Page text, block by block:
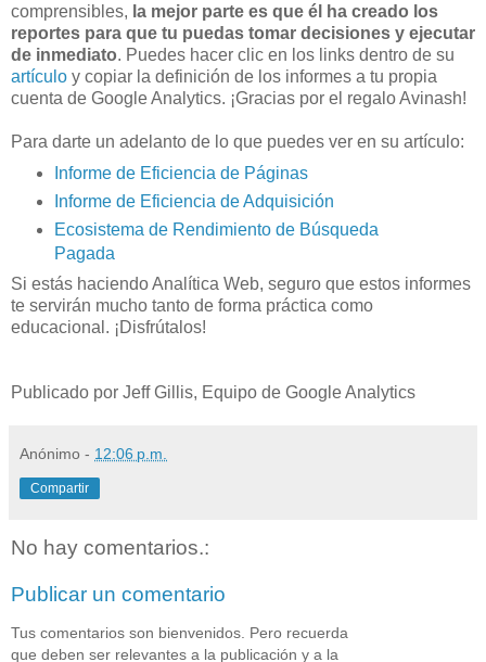
comprensibles, la mejor parte es que él ha creado los
reportes para que tu puedas tomar decisiones y ejecutar
de inmediato. Puedes hacer clic en los links dentro de su
artículo y copiar la definición de los informes a tu propia
cuenta de Google Analytics. ¡Gracias por el regalo Avinash!
Para darte un adelanto de lo que puedes ver en su artículo:
Informe de Eficiencia de Páginas
Informe de Eficiencia de Adquisición
Ecosistema de Rendimiento de Búsqueda
Pagada
Si estás haciendo Analítica Web, seguro que estos informes
te servirán mucho tanto de forma práctica como
educacional. ¡Disfrútalos!
Publicado por Jeff Gillis, Equipo de Google Analytics
Anónimo - 12:06 p.m.
Compartir
No hay comentarios.:
Publicar un comentario
Tus comentarios son bienvenidos. Pero recuerda
que deben ser relevantes a la publicación y a la